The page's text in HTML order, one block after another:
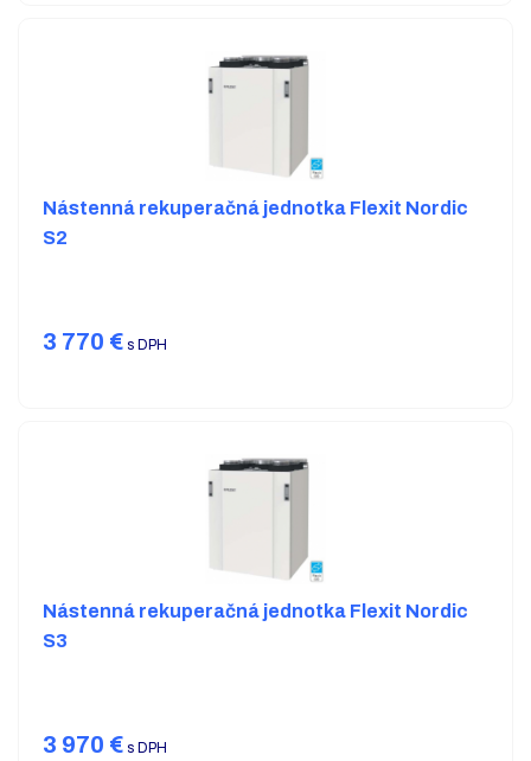
Nástenná rekuperačná jednotka Flexit Nordic
S2
3 770 € s DPH
Nástenná rekuperačná jednotka Flexit Nordic
S3
3 970 € s DPH